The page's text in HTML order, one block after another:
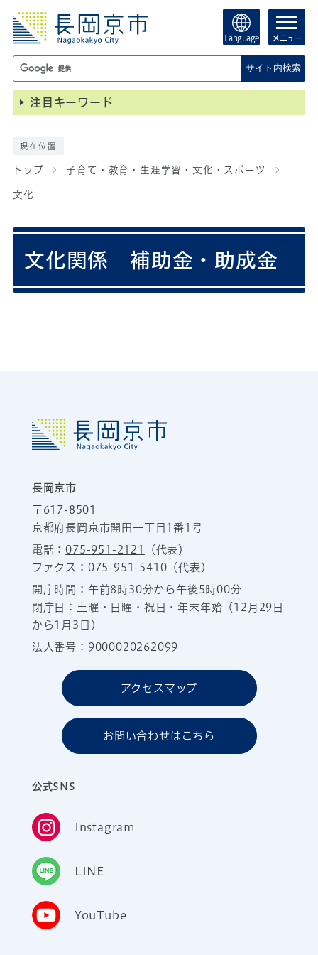
Language メニュー
サイト内検索
注目キーワード
現在位置
トップ 子育て・教育・生涯学習・文化・スポーツ
文化
文化関係 補助金・助成金
長岡京市
〒617-8501
京都府長岡京市開田一丁目1番1号
電話：075-951-2121
（代表）
ファクス：075-951-5410（代表）
開庁時間：午前8時30分から午後5時00分
閉庁日：土曜・日曜・祝日・年末年始（12月29日
から1月3日）
法人番号：9000020262099
アクセスマップ
お問い合わせはこちら
公式SNS
Instagram
LINE
YouTube